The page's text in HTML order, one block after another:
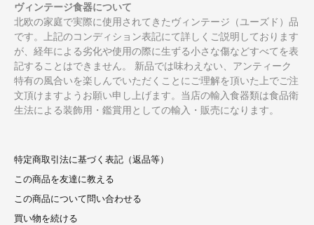
ヴィンテージ食器について
北欧の家庭で実際に使用されてきたヴィンテージ（ユーズド）品
です。上記のコンディション表記にて詳しくご説明しております
が、経年による劣化や使用の際に生ずる小さな傷などすべてを表
記することはできません。 新品では味わえない、アンティーク
特有の風合いを楽しんでいただくことにご理解を頂いた上でご注
文頂けますようお願い申し上げます。当店の輸入食器類は食品衛
生法による装飾用・鑑賞用としての輸入・販売になります。
特定商取引法に基づく表記（返品等）
この商品を友達に教える
この商品について問い合わせる
買い物を続ける